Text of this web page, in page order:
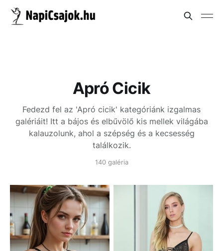
Apró Cicik
Fedezd fel az 'Apró cicik' kategóriánk izgalmas
galériáit! Itt a bájos és elbűvölő kis mellek világába
kalauzolunk, ahol a szépség és a kecsesség
találkozik.
140 galéria